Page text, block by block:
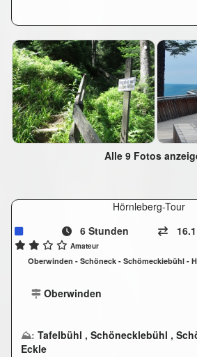
Alle 9 Fotos
Hörnleberg-Tour
6 Stunden
Amateur
Oberwinden - Schöneck - Schömeckiebühl -
Oberwinden
⛰: Tafelbühl , Schönecklebühl ,
Eckle